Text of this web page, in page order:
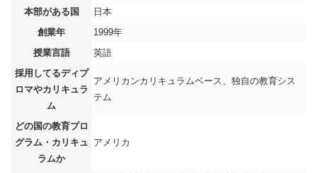
本部がある国
日本
創業年
1999年
授業言語
英語
採用してるディプ
ロマやカリキュラ
ム
アメリカンカリキュラムベース、独自の教育シス
テム
どの国の教育プロ
グラム・カリキュ
ラムか
アメリカ